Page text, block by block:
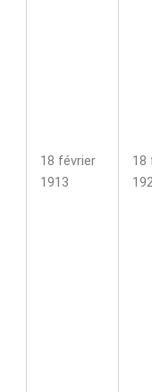
18 février
1913
18